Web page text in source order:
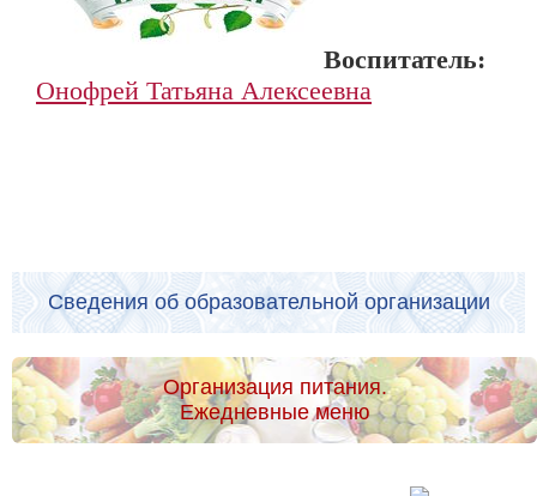
Воспитатель:
Онофрей Татьяна Алексеевна
Сведения об образовательной организации
Организация питания.
Ежедневные меню